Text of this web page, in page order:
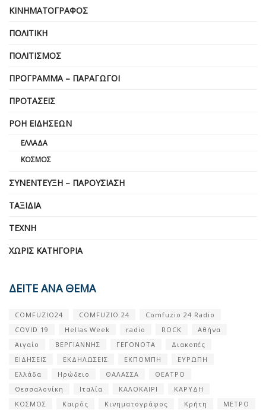
ΚΙΝΗΜΑΤΟΓΡΆΦΟΣ
ΠΟΛΙΤΙΚΉ
ΠΟΛΙΤΙΣΜΌΣ
ΠΡΌΓΡΑΜΜΑ – ΠΑΡΑΓΩΓΟΊ
ΠΡΟΤΆΣΕΙΣ
ΡΟΉ ΕΙΔΉΣΕΩΝ
ΕΛΛΆΔΑ
ΚΌΣΜΟΣ
ΣΥΝΈΝΤΕΥΞΗ – ΠΑΡΟΥΣΊΑΣΗ
ΤΑΞΊΔΙΑ
ΤΈΧΝΗ
ΧΩΡΊΣ ΚΑΤΗΓΟΡΊΑ
ΔΕΙΤΕ ΑΝΑ ΘΕΜΑ
COMFUZIO24 COMFUZIO 24
Comfuzio 24 Radio
COVID 19
Hellas Week radio ROCK
Αθήνα
Αιγαίο
ΒΕΡΓΙΑΝΝΗΣ ΓΕΓΟΝΟΤΑ
Διακοπές
ΕΙΔΗΣΕΙΣ
ΕΚΔΗΛΩΣΕΙΣ ΕΚΠΟΜΠΗ
ΕΥΡΩΠΗ
Ελλάδα
Ηρώδειο ΘΑΛΑΣΣΑ
ΘΕΑΤΡΟ
Θεσσαλονίκη
Ιταλία ΚΑΛΟΚΑΙΡΙ
ΚΑΡΥΔΗ
ΚΟΣΜΟΣ
Καιρός Κινηματογράφος Κρήτη ΜΕΤΡΟ